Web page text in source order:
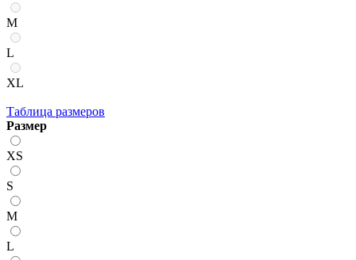
M
L
XL
Таблица размеров
Размер
XS
S
M
L